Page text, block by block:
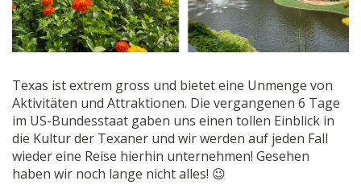
Texas ist extrem gross und bietet eine Unmenge von
Aktivitäten und Attraktionen. Die vergangenen 6 Tage
im US-Bundesstaat gaben uns einen tollen Einblick in
die Kultur der Texaner und wir werden auf jeden Fall
wieder eine Reise hierhin unternehmen! Gesehen
haben wir noch lange nicht alles! 😉